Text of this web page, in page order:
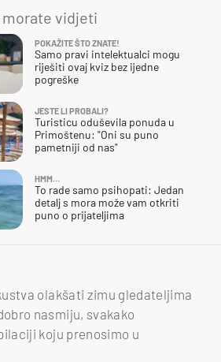
morate vidjeti
POKAŽITE ŠTO ZNATE!
Samo pravi intelektualci mogu
riješiti ovaj kviz bez ijedne
pogreške
JESTE LI PROBALI?
Turisticu oduševila ponuda u
Primoštenu: "Oni su puno
pametniji od nas"
HMM…
To rade samo psihopati: Jedan
detalj s mora može vam otkriti
puno o prijateljima
olakšati zimu gledateljima
nasmiju, svakako
koju prenosimo u